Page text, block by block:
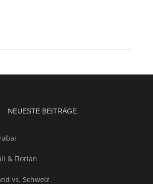
NEUESTE BEITRÄGE
& Florian
vs. Schweiz